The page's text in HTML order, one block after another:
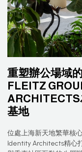
重塑辦公場域
FLEITZ
ARCHITECTS
基地
位處上海新天地繁華核
Identity Architects精心